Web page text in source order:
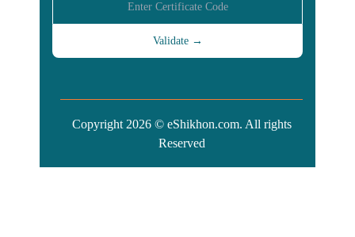
Copyright 2026 © eShikhon.com. All rights
Reserved